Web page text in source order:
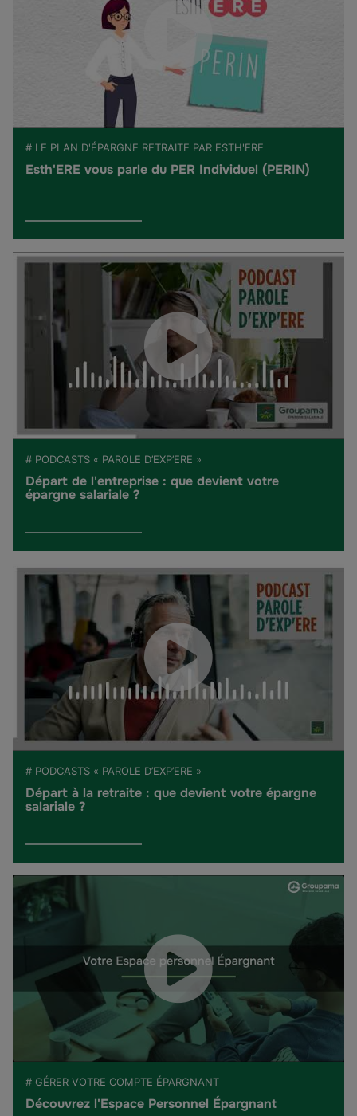
# LE PLAN D'ÉPARGNE RETRAITE PAR ESTH'ERE
Esth'ERE vous parle du PER Individuel (PERIN)
# PODCASTS « PAROLE D’EXP’ERE »
Départ de l'entreprise : que devient votre
épargne salariale ?
# PODCASTS « PAROLE D’EXP’ERE »
Départ à la retraite : que devient votre épargne
salariale ?
# GÉRER VOTRE COMPTE ÉPARGNANT
Découvrez l'Espace Personnel Épargnant